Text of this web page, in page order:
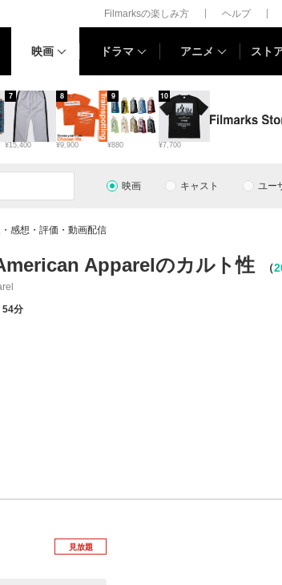
Filmarksの楽しみ方 ヘルプ
映画 ドラマ アニメ スト
¥15,400
7
¥9,900
8
¥880
9
¥7,700
10
映画 キャスト ユー
感想・評価・動画配信
Apparelのカルト性 （
54分
見放題